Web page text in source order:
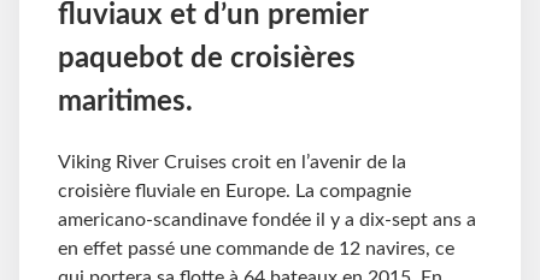
fluviaux et d’un premier
paquebot de croisières
maritimes.
Viking River Cruises croit en l’avenir de la
croisière fluviale en Europe. La compagnie
americano-scandinave fondée il y a dix-sept ans a
en effet passé une commande de 12 navires, ce